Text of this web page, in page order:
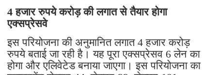
4 हजार रुपये करोड़ की लगात से तैयार होगा
एक्सप्रेसवे
इस परियोजना की अनुमानित लगात 4 हजार करोड़
रुपये बताई जा रही है। यह पूरा एक्सप्रेसव 6 लेन का
होगा और एलिवेटेड बनाया जाएगा। इस परियोजना का